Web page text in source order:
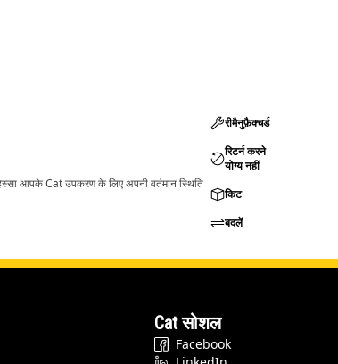
आपके Cat उपकरण के लिए अपनी वर्तमान स्थिति
रीमैनुफ़ैक्चर्ड
रिटर्न करने
योग्य नहीं
किट
बदलें
Cat सोशल
Facebook